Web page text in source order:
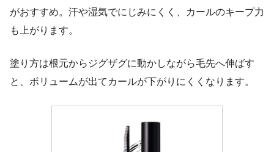
がおすすめ。汗や湿気でにじみにくく、カールのキープ力
も上がります。
塗り方は根元からジグザグに動かしながら毛先へ伸ばす
と、ボリュームが出てカールが下がりにくくなります。